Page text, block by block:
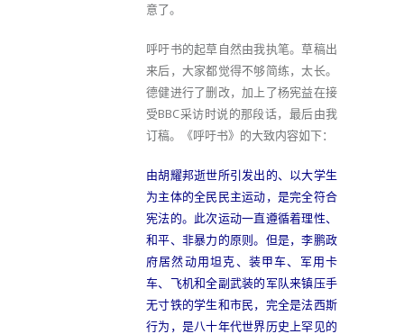
意了。
呼吁书的起草自然由我执笔。草稿出
来后，大家都觉得不够简练，太长。
德健进行了删改，加上了杨宪益在接
受BBC采访时说的那段话，最后由我
订稿。《呼吁书》的大致内容如下：
由胡耀邦逝世所引发出的、以大学生
为主体的全民民主运动，是完全符合
宪法的。此次运动一直遵循着理性、
和平、非暴力的原则。但是，李鹏政
府居然动用坦克、装甲车、军用卡
车、飞机和全副武装的军队来镇压手
无寸铁的学生和市民，完全是法西斯
行为，是八十年代世界历史上罕见的